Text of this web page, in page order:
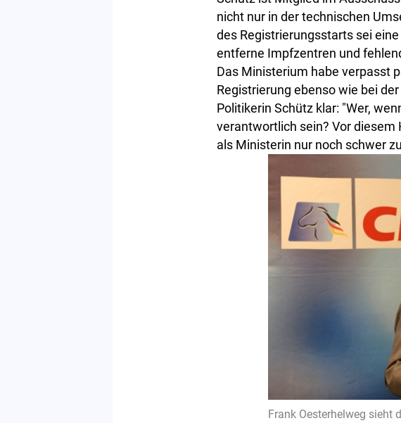
nicht nur in der technischen
des Registrierungsstarts sei
entferne Impfzentren und
Das Ministerium habe verpasst
Registrierung ebenso wie bei
Politikerin Schütz klar: "Wer,
verantwortlich sein? Vor diesem
als Ministerin nur noch schwer
Frank Oesterhelweg sieht